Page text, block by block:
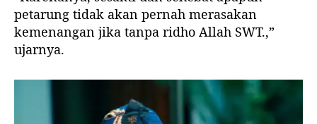
petarung tidak akan pernah merasakan
kemenangan jika tanpa ridho Allah SWT.,”
ujarnya.